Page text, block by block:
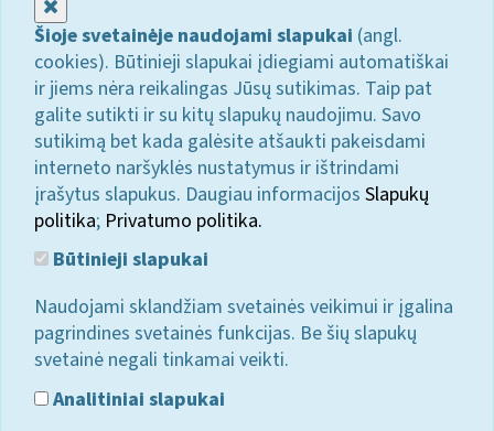
Šioje svetainėje naudojami slapukai (angl.
cookies). Būtinieji slapukai įdiegiami automatiškai
ir jiems nėra reikalingas Jūsų sutikimas. Taip pat
galite sutikti ir su kitų slapukų naudojimu. Savo
sutikimą bet kada galėsite atšaukti pakeisdami
interneto naršyklės nustatymus ir ištrindami
įrašytus slapukus. Daugiau informacijos Slapukų
politika; Privatumo politika.
Būtinieji slapukai
Naudojami sklandžiam svetainės veikimui ir įgalina
pagrindines svetainės funkcijas. Be šių slapukų
svetainė negali tinkamai veikti.
Analitiniai slapukai